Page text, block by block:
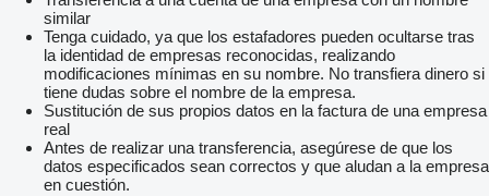
similar
Tenga cuidado, ya que los estafadores pueden ocultarse tras
la identidad de empresas reconocidas, realizando
modificaciones mínimas en su nombre. No transfiera dinero si
tiene dudas sobre el nombre de la empresa.
Sustitución de sus propios datos en la factura de una empresa
real
Antes de realizar una transferencia, asegúrese de que los
datos especificados sean correctos y que aludan a la empresa
en cuestión.